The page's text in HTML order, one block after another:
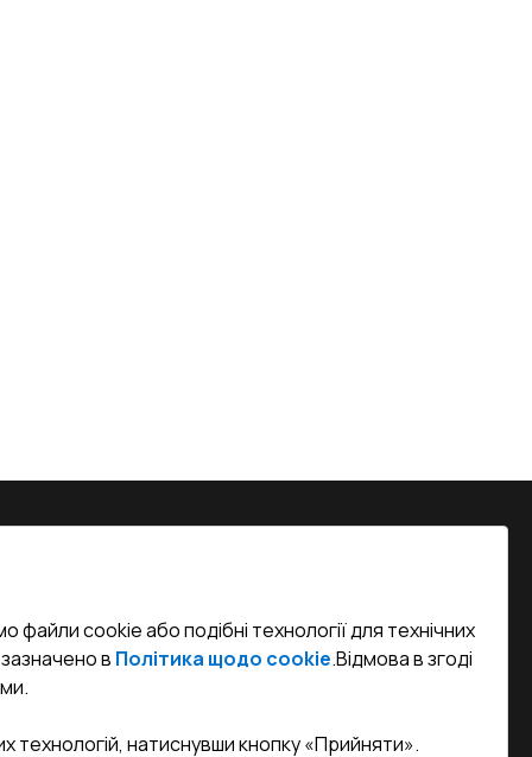
cookie або подібні технології для технічних
в Політика щодо cookie.Відмова в згоді
технологій, натиснувши кнопку «Прийняти».